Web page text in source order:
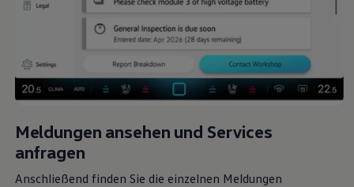
Meldungen ansehen und Services
anfragen
Anschließend finden Sie die einzelnen Meldungen